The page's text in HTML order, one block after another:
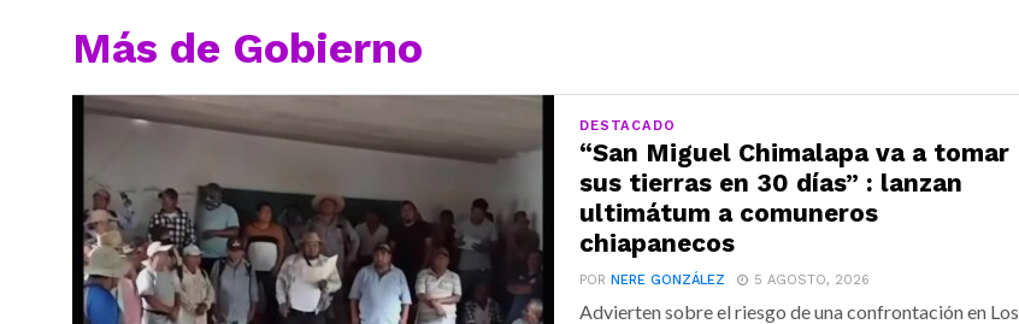
Más de Gobierno
DESTACADO
“San Miguel Chimalapa va a tomar
sus tierras en 30 días” : lanzan
ultimátum a comuneros
chiapanecos
PORNERE GONZÁLEZ 5 AGOSTO, 2026
Advierten sobre el riesgo de una confrontación en Los